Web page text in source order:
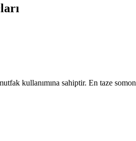
kullanımına sahiptir. En taze